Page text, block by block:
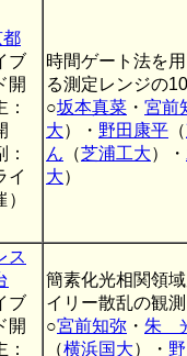
都
ブ
開
イ
時間ゲート法を
る測定レンジの
○坂本真菜 ・ 宮前
大）・ 野田康平 （
ん （芝浦工大）・
大）
ス
ブ
開
簡素化光相関領
イリー散乱の観測
○宮前知弥 ・ 朱
（横浜国大）・